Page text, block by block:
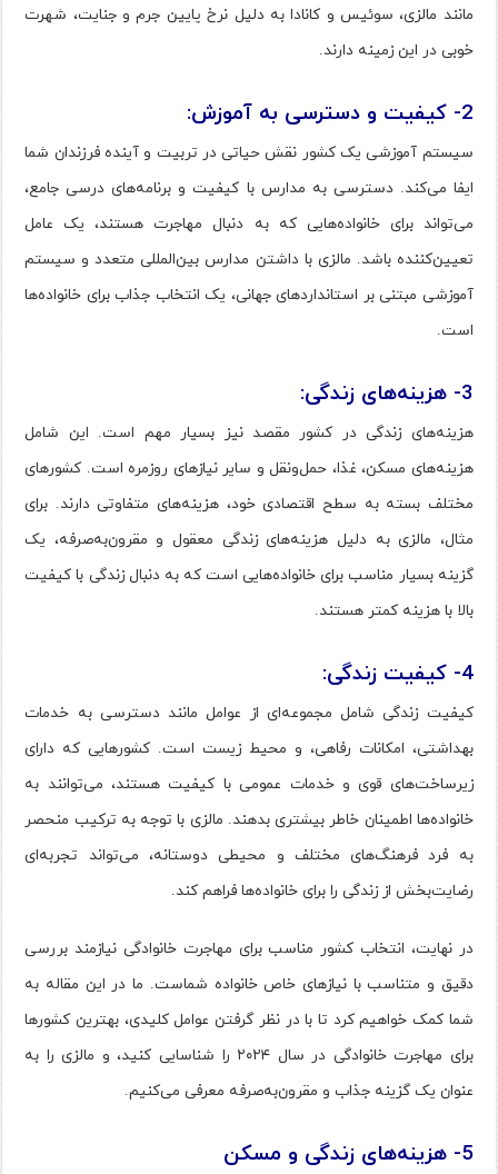
مانند مالزی، سوئیس و کانادا به دلیل نرخ پایین جرم و جنایت، شهرت
خوبی در این زمینه دارند.
2- کیفیت و دسترسی به آموزش:
سیستم آموزشی یک کشور نقش حیاتی در تربیت و آینده فرزندان شما
ایفا می‌کند. دسترسی به مدارس با کیفیت و برنامه‌های درسی جامع،
می‌تواند برای خانواده‌هایی که به دنبال مهاجرت هستند، یک عامل
تعیین‌کننده باشد. مالزی با داشتن مدارس بین‌المللی متعدد و سیستم
آموزشی مبتنی بر استانداردهای جهانی، یک انتخاب جذاب برای خانواده‌ها
است.
3- هزینه‌های زندگی:
هزینه‌های زندگی در کشور مقصد نیز بسیار مهم است. این شامل
هزینه‌های مسکن، غذا، حمل‌ونقل و سایر نیازهای روزمره است. کشورهای
مختلف بسته به سطح اقتصادی خود، هزینه‌های متفاوتی دارند. برای
مثال، مالزی به دلیل هزینه‌های زندگی معقول و مقرون‌به‌صرفه، یک
گزینه بسیار مناسب برای خانواده‌هایی است که به دنبال زندگی با کیفیت
بالا با هزینه کمتر هستند.
4- کیفیت زندگی:
کیفیت زندگی شامل مجموعه‌ای از عوامل مانند دسترسی به خدمات
بهداشتی، امکانات رفاهی، و محیط زیست است. کشورهایی که دارای
زیرساخت‌های قوی و خدمات عمومی با کیفیت هستند، می‌توانند به
خانواده‌ها اطمینان خاطر بیشتری بدهند. مالزی با توجه به ترکیب منحصر
به فرد فرهنگ‌های مختلف و محیطی دوستانه، می‌تواند تجربه‌ای
رضایت‌بخش از زندگی را برای خانواده‌ها فراهم کند.
در نهایت، انتخاب کشور مناسب برای مهاجرت خانوادگی نیازمند بررسی
دقیق و متناسب با نیازهای خاص خانواده شماست. ما در این مقاله به
شما کمک خواهیم کرد تا با در نظر گرفتن عوامل کلیدی، بهترین کشورها
برای مهاجرت خانوادگی در سال ۲۰۲۴ را شناسایی کنید، و مالزی را به
عنوان یک گزینه جذاب و مقرون‌به‌صرفه معرفی می‌کنیم.
5- هزینه‌های زندگی و مسکن